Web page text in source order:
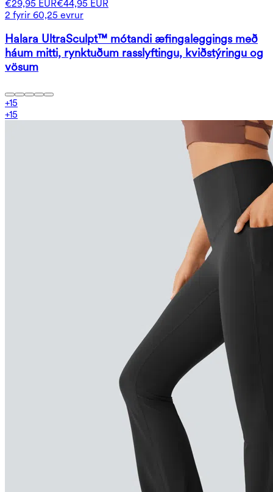
€29,95 EUR€44,95 EUR
2 fyrir 60,25 evrur
Halara UltraSculpt™ mótandi æfingaleggings með
háum mitti, rynktuðum rasslyftingu, kviðstýringu og
vösum
+15
+15